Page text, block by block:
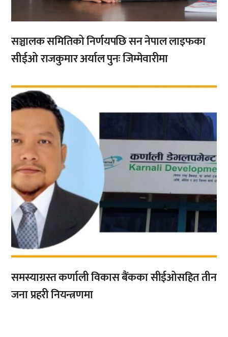
सञ्चालक समितिको निर्णयपछि सन नेपाल लाइफका
सीईओ राजकुमार अर्याल पुनः जिम्मेवारीमा
,
समस्याग्रस्त कर्णाली विकास बैंकका सीईओसहित तीन
जना प्रहरी नियन्त्रणमा